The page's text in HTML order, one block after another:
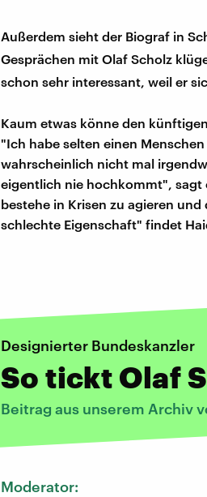
Außerdem sieht der Biograf in
Gesprächen mit Olaf Scholz
schon sehr interessant, weil er
Kaum etwas könne den
"Ich habe selten einen
wahrscheinlich nicht mal
eigentlich nie hochkommt", sagt
bestehe in Krisen zu agieren
schlechte Eigenschaft" findet
Designierter Bundeskanzler
So tickt Olaf
Beitrag aus unserem Archiv
Moderator: